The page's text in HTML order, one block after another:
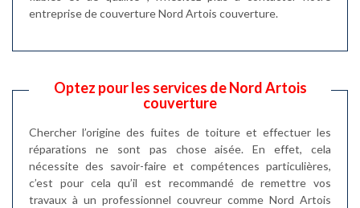
entreprise de couverture Nord Artois couverture.
Optez pour les services de Nord Artois
couverture
Chercher l’origine des fuites de toiture et effectuer les
réparations ne sont pas chose aisée. En effet, cela
nécessite des savoir-faire et compétences particulières,
c’est pour cela qu’il est recommandé de remettre vos
travaux à un professionnel couvreur comme Nord Artois